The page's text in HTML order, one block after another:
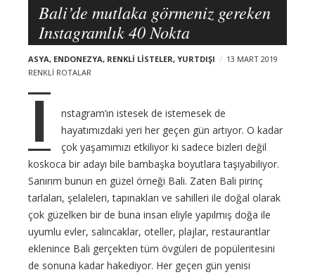
Bali’de mutlaka görmeniz gereken
Instagramlık 40 Nokta
ASYA, ENDONEZYA, RENKLI LISTELER, YURTDIŞI
13 MART 2019
RENKLI ROTALAR
I
nstagram’ın istesek de istemesek de
hayatımızdaki yeri her geçen gün artıyor. O kadar
çok yaşamımızı etkiliyor ki sadece bizleri değil
koskoca bir adayı bile bambaşka boyutlara taşıyabiliyor.
Sanırım bunun en güzel örneği Bali. Zaten Bali pirinç
tarlaları, şelaleleri, tapınakları ve sahilleri ile doğal olarak
çok güzelken bir de buna insan eliyle yapılmış doğa ile
uyumlu evler, salıncaklar, oteller, plajlar, restaurantlar
eklenince Bali gerçekten tüm övgüleri de popüleritesini
de sonuna kadar hakediyor. Her geçen gün yenisi